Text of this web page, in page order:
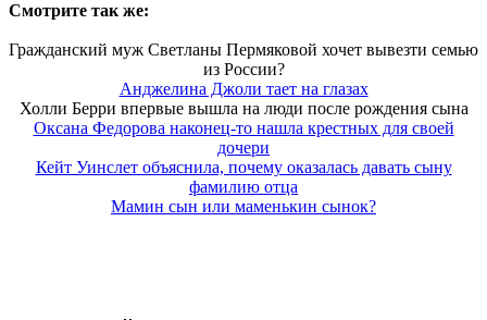
Смотрите так же:
Гражданский муж Светланы Пермяковой хочет вывезти семью
из России?
Анджелина Джоли тает на глазах
Холли Берри впервые вышла на люди после рождения сына
Оксана Федорова наконец-то нашла крестных для своей
дочери
Кейт Уинслет объяснила, почему оказалась давать сыну
фамилию отца
Мамин сын или маменькин сынок?